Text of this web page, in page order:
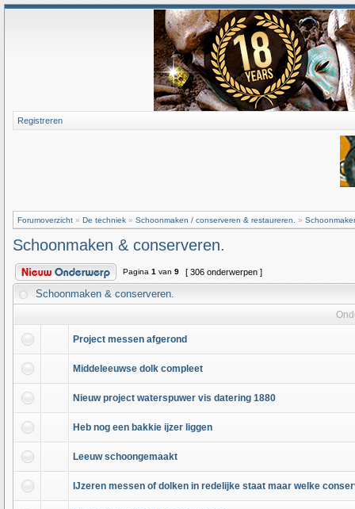
Registreren
Forumoverzicht » De techniek » Schoonmaken / conserveren & restaureren. »
Schoonmaken & conserveren.
Pagina 1 van 9 [ 306 onderwerpen ]
Schoonmaken & conserveren.
Project messen afgerond
Middeleeuwse dolk compleet
Nieuw project waterspuwer vis datering 1880
Heb nog een bakkie ijzer liggen
Leeuw schoongemaakt
IJzeren messen of dolken in redelijke staat maar welke